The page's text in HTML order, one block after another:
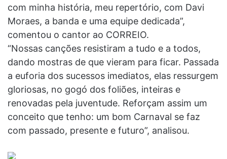
com minha história, meu repertório, com Davi
Moraes, a banda e uma equipe dedicada”,
comentou o cantor ao CORREIO.
“Nossas canções resistiram a tudo e a todos,
dando mostras de que vieram para ficar. Passada
a euforia dos sucessos imediatos, elas ressurgem
gloriosas, no gogó dos foliões, inteiras e
renovadas pela juventude. Reforçam assim um
conceito que tenho: um bom Carnaval se faz
com passado, presente e futuro”, analisou.